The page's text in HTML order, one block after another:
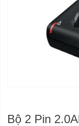
Bộ 2 Pin